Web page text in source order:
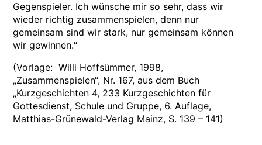
Gegenspieler. Ich wünsche mir so sehr, dass wir
wieder richtig zusammenspielen, denn nur
gemeinsam sind wir stark, nur gemeinsam können
wir gewinnen.“
(Vorlage: Willi Hoffsümmer, 1998,
„Zusammenspielen“, Nr. 167, aus dem Buch
„Kurzgeschichten 4, 233 Kurzgeschichten für
Gottesdienst, Schule und Gruppe, 6. Auflage,
Matthias-Grünewald-Verlag Mainz, S. 139 – 141)